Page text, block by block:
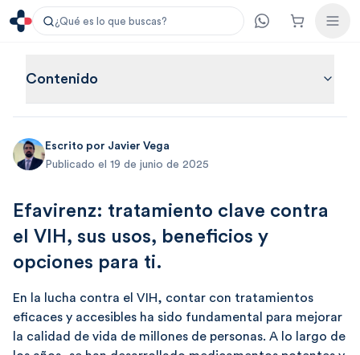
¿Qué es lo que buscas?
Contenido
Escrito por Javier Vega
Publicado el 19 de junio de 2025
Efavirenz: tratamiento clave contra
el VIH, sus usos, beneficios y
opciones para ti.
En la lucha contra el VIH, contar con tratamientos
eficaces y accesibles ha sido fundamental para mejorar
la calidad de vida de millones de personas. A lo largo de